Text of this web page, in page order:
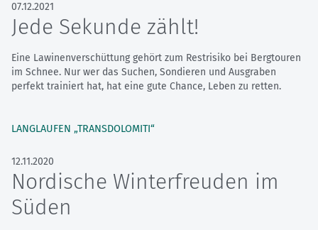
07.12.2021
Jede Sekunde zählt!
Eine Lawinenverschüttung gehört zum Restrisiko bei Bergtouren
im Schnee. Nur wer das Suchen, Sondieren und Ausgraben
perfekt trainiert hat, hat eine gute Chance, Leben zu retten.
LANGLAUFEN „TRANSDOLOMITI“
12.11.2020
Nordische Winterfreuden im
Süden